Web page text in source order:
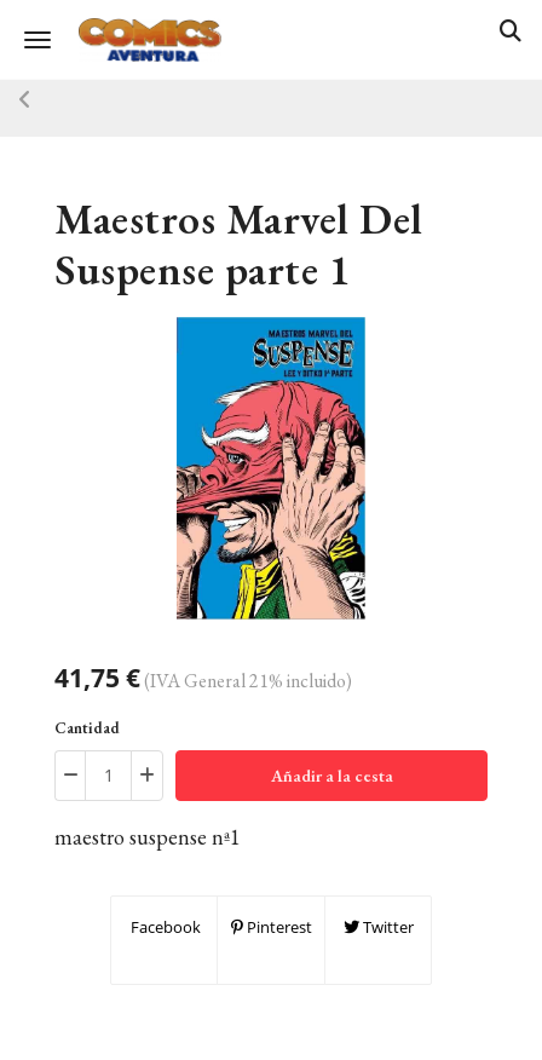
Toggle navigation
Maestros Marvel Del
Suspense parte 1
41,75 €(IVA General 21% incluido)
Cantidad
Añadir a la cesta
maestro suspense nª1
Facebook Pinterest Twitter